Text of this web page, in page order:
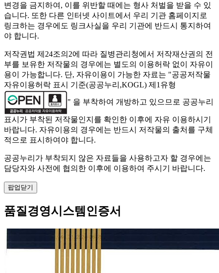
변경을 금지하여, 이를 위반할 때에는 형사 처벌을 받을 수 있
습니다. 또한 다른 인터넷 사이트에서 우리 기관 홈페이지로
링크하는 경우에도 링크사실을 우리 기관에 반드시 통지하여
야 합니다.
저작권법 제24조의2에 따라 질병관리청에서 저작재산권의 전
부를 보유한 저작물의 경우에는 별도의 이용허락 없이 자유이
용이 가능합니다. 단, 자유이용이 가능한 자료는 "공공저작물
자유이용허락 표시 기준(공공누리,KOGL) 제1유형
" 을 부착하여 개방하고 있으므로 공공누리
표시가 부착된 저작물인지를 확인한 이후에 자유 이용하시기
바랍니다. 자유이용의 경우에는 반드시 저작물의 출처를 구체
적으로 표시하여야 합니다.
공공누리가 부착되지 않은 자료들을 사용하고자 할 경우에는
담당자와 사전에 협의한 이후에 이용하여 주시기 바랍니다.
팝업닫기
품질경영시스템인증서